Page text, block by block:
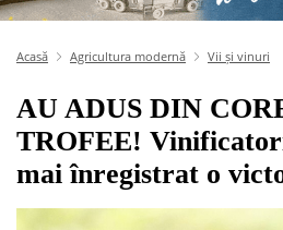
Acasă Agricultura modernă Vii și vinuri
AU ADUS DIN
TROFEE!
mai înregistrat o